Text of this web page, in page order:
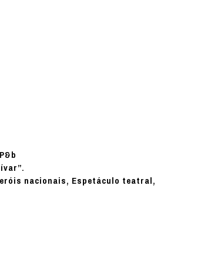
nacionais, Espetáculo teatral,